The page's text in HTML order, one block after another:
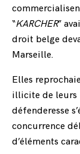
“KARCHER”
droit belge
Marseille.
Elles
illicite de leurs
défenderesse
concurrence
d’éléments